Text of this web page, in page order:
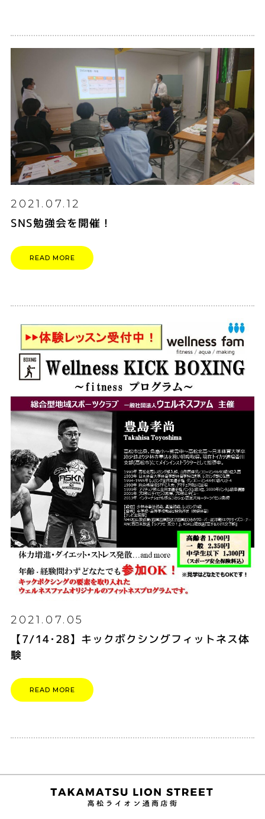
2021.07.12
SNS勉強会を開催！
READ MORE
2021.07.05
【7/14･28】キックボクシングフィットネス体
験
READ MORE